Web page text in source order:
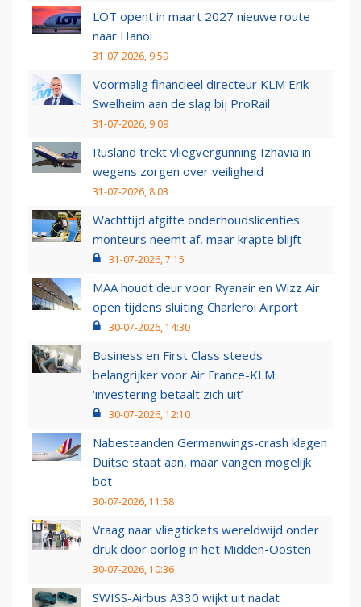
LOT opent in maart 2027 nieuwe route
naar Hanoi
31-07-2026, 9:59
Voormalig financieel directeur KLM Erik
Swelheim aan de slag bij ProRail
31-07-2026, 9:09
Rusland trekt vliegvergunning Izhavia in
wegens zorgen over veiligheid
31-07-2026, 8:03
Wachttijd afgifte onderhoudslicenties
monteurs neemt af, maar krapte blijft
31-07-2026, 7:15
MAA houdt deur voor Ryanair en Wizz Air
open tijdens sluiting Charleroi Airport
30-07-2026, 14:30
Business en First Class steeds
belangrijker voor Air France-KLM:
‘investering betaalt zich uit’
30-07-2026, 12:10
Nabestaanden Germanwings-crash klagen
Duitse staat aan, maar vangen mogelijk
bot
30-07-2026, 11:58
Vraag naar vliegtickets wereldwijd onder
druk door oorlog in het Midden-Oosten
30-07-2026, 10:36
SWISS-Airbus A330 wijkt uit nadat